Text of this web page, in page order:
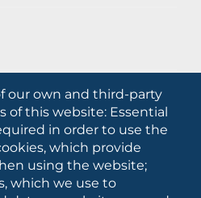
our own and third-party
of this website: Essential
in order to use the
which provide
using the website;
which we use to
about us